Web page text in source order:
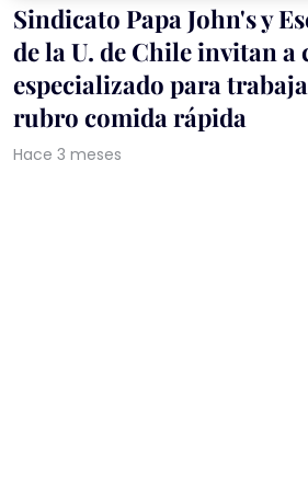
Sindicato Papa John's y
de la U. de Chile invitan a
especializado para
rubro comida rápida
Hace 3 meses